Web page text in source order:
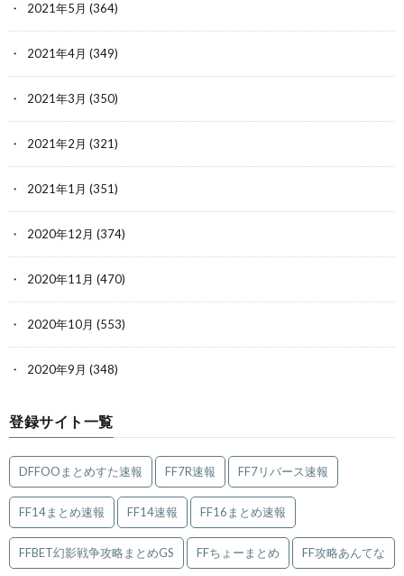
2021年5月 (364)
2021年4月 (349)
2021年3月 (350)
2021年2月 (321)
2021年1月 (351)
2020年12月 (374)
2020年11月 (470)
2020年10月 (553)
2020年9月 (348)
登録サイト一覧
DFFOOまとめすた速報 FF7R速報 FF7リバース速報
FF14まとめ速報 FF14速報 FF16まとめ速報
FFBET幻影戦争攻略まとめGS FFちょーまとめ FF攻略あんてな